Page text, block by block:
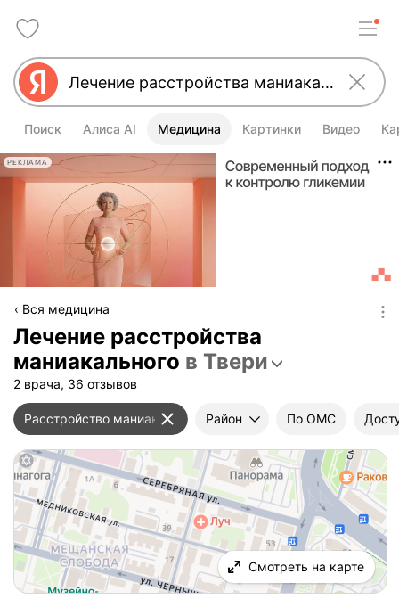
Поиск Алиса AI Медицина Картинки Видео
РЕКЛАМА
Вся медицина
Лечение расстройства
маниакального в Твери
2 врача, 36 отзывов
Расстройство маниакальное Район По ОМС
Смотреть на карте